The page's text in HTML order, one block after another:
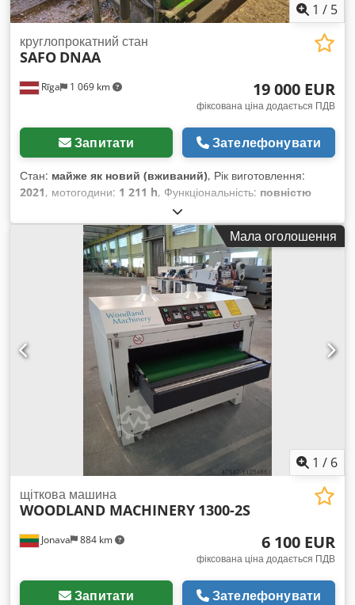
1 / 5
Rīga 1 069 km
круглопрокатний стан
SAFO DNAA
19 000 EUR
фіксована ціна додається ПДВ
Запитати Зателефонувати
Стан: майже як новий (вживаний), Рік виготовлення:
2021, мотогодини: 1 211 h, Функціональність: повністю
, Верстат для виготовлення дерев'яних
стовпів і кілків. Оброблювані довжини: 1,2–5 м. Вироблювані
діаметри: 40–140 мм. Фрезерна головка має 8 ножів.
Притиск матеріалу механічний. Швидкість обробки: 5–14 м/
хв. Csdjzcd Enspfx Ad Soha
Мала оголошення
1 / 6
Jonava 884 km
щіткова машина
WOODLAND MACHINERY 1300-2S
6 100 EUR
фіксована ціна додається ПДВ
Запитати Зателефонувати